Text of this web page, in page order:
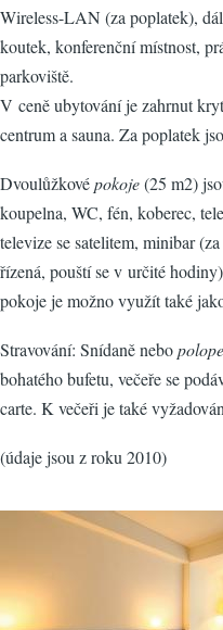
Wireless-LAN (za poplatek),
koutek, konferenční místnost,
parkoviště.
V ceně ubytování je zahrnut
centrum a sauna. Za poplatek
Dvoulůžkovépokoje(25 m2)
koupelna, WC, fén, koberec,
televize se satelitem, minibar
řízená, pouští se v určité
pokoje je možno využít také
Stravování: Snídaně nebo
bohatého bufetu, večeře se
carte. K večeři je také
(údaje jsou z roku 2010)